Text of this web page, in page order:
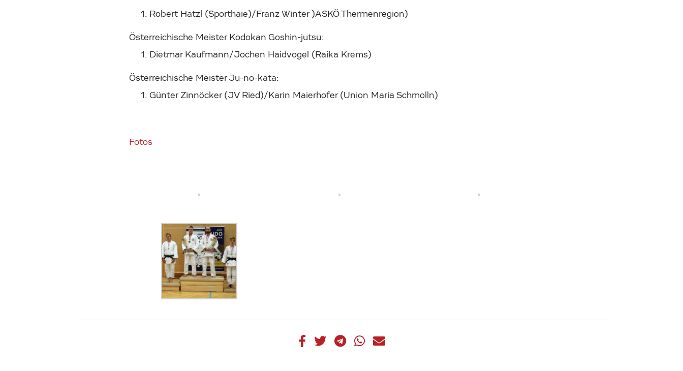
Robert Hatzl (Sporthaie)/Franz Winter )ASKÖ Thermenregion)
Österreichische Meister Kodokan Goshin-jutsu:
Dietmar Kaufmann/Jochen Haidvogel (Raika Krems)
Österreichische Meister Ju-no-kata:
Günter Zinnöcker (JV Ried)/Karin Maierhofer (Union Maria Schmolln)
Fotos